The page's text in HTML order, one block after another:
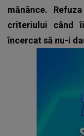
mănânce.
criteriului când
încercat să nu-i